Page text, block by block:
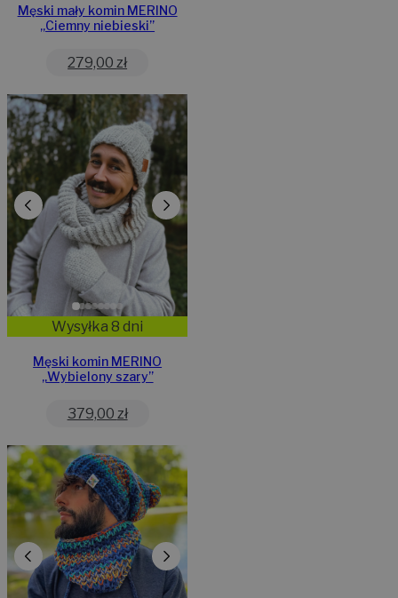
Męski mały komin MERINO
„Ciemny niebieski”
279,00 zł
Wysyłka 8 dni
Męski komin MERINO
„Wybielony szary”
379,00 zł